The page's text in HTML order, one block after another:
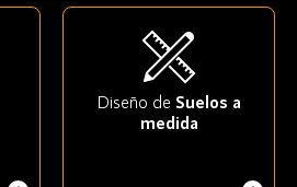
Diseño de Suelos a
medida